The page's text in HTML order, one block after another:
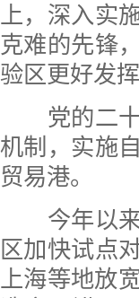
上，深入实
克难的先锋
验区更好发
党的二十
机制，实施
贸易港。
今年以来
区加快试点
上海等地放